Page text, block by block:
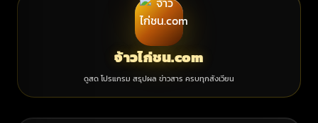
จ้าวไก่ชน.com
ดูสด โปรแกรม สรุปผล ข่าวสาร ครบทุกสังเวียน